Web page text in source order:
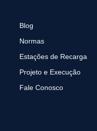
Blog
Normas
Estações de Recarga
Projeto e Execução
Fale Conosco